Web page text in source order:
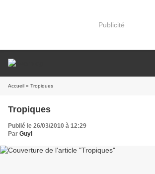
Publicité
Accueil » Tropiques
Tropiques
Publié le 26/03/2010 à 12:29
Par Guyl